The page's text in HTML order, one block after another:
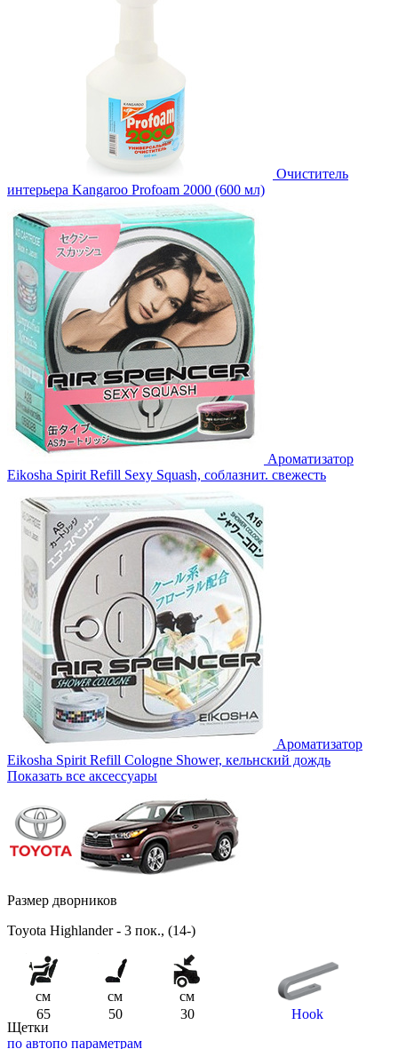
Очиститель
интерьера Kangaroo Profoam 2000 (600 мл)
Ароматизатор
Eikosha Spirit Refill Sexy Squash, соблазнит. свежесть
Ароматизатор
Eikosha Spirit Refill Cologne Shower, кельнский дождь
Показать все аксессуары
Размер дворников
Toyota Highlander - 3 пок., (14-)
см см
см
65
50 30
Hook
Щетки
по автопо параметрам